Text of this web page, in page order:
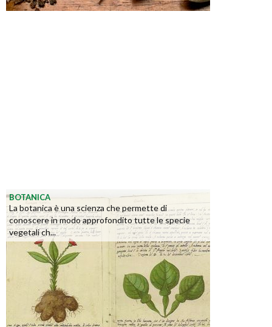
BOTANICA
La botanica è una scienza che permette di
conoscere in modo approfondito tutte le specie
vegetali ch...